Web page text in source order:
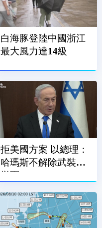
白海豚登陸中國浙江
最大風力達14級
拒美國方案 以總理：
哈瑪斯不解除武裝不
撤軍